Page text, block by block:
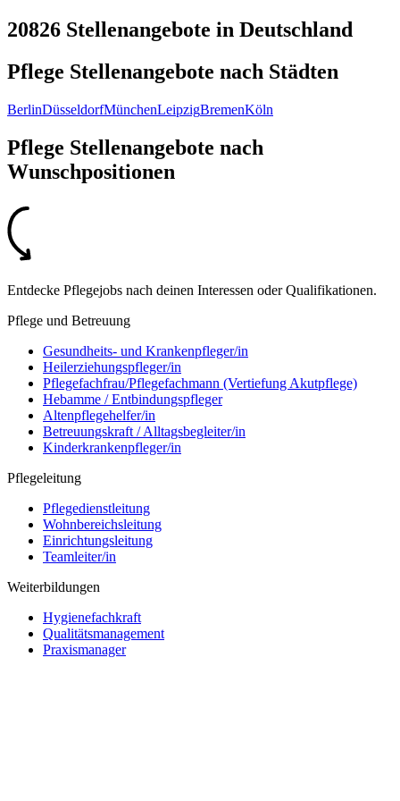
20826 Stellenangebote in Deutschland
Pflege Stellenangebote nach Städten
BerlinDüsseldorfMünchenLeipzigBremenKöln
Pflege Stellenangebote nach
Wunschpositionen
Entdecke Pflegejobs nach deinen Interessen oder Qualifikationen.
Pflege und Betreuung
Gesundheits- und Krankenpfleger/in
Heilerziehungspfleger/in
Pflegefachfrau/Pflegefachmann (Vertiefung Akutpflege)
Hebamme / Entbindungspfleger
Altenpflegehelfer/in
Betreuungskraft / Alltagsbegleiter/in
Kinderkrankenpfleger/in
Pflegeleitung
Pflegedienstleitung
Wohnbereichsleitung
Einrichtungsleitung
Teamleiter/in
Weiterbildungen
Hygienefachkraft
Qualitätsmanagement
Praxismanager